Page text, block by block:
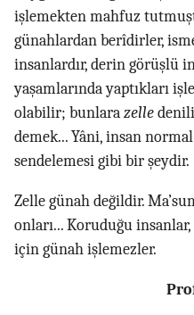
işlemekten mahfuz
günahlardan berîdirler,
insanlardır, derin görüşlü
yaşamlarında yaptıkları
olabilir; bunlarazelle
demek... Yâni, insan
sendelemesi gibi bir şeydir.
Zelle günah değildir.
onları... Koruduğu
için günah işlemezler.